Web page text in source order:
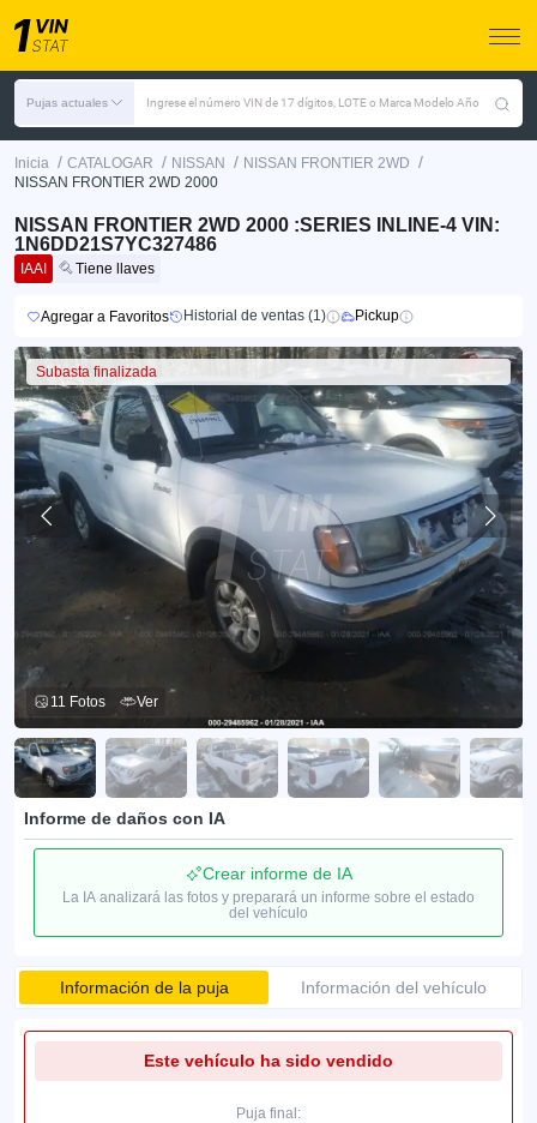
Pujas actuales Ingrese el número VIN de 17 dígitos, LOTE o Marca Modelo Año
Inicia / CATALOGAR / NISSAN / NISSAN FRONTIER 2WD /
NISSAN FRONTIER 2WD 2000
NISSAN FRONTIER 2WD 2000 :SERIES INLINE-4 VIN:
1N6DD21S7YC327486
IAAI Tiene llaves
Agregar a Favoritos Historial de ventas (1) Pickup
Subasta finalizada
11 Fotos Ver
Informe de daños con IA
Crear informe de IA
La IA analizará las fotos y preparará un informe sobre el estado
del vehículo
Información de la puja Información del vehículo
Este vehículo ha sido vendido
Puja final: